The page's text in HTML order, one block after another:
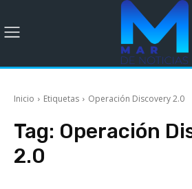
Inicio Etiquetas Operación Discovery 2.0
Tag: Operación
2.0